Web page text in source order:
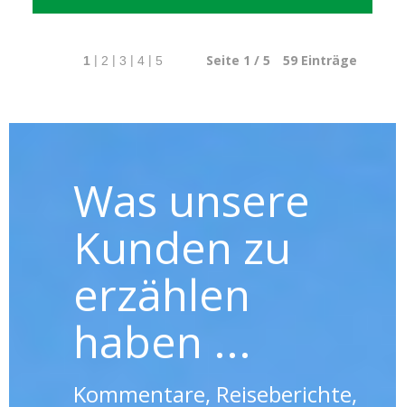
1 | 2 |3 |4 | 5 Seite 1 / 5 59 Einträge
Was unsere
Kunden zu
erzählen
haben ...
Kommentare, Reiseberichte,